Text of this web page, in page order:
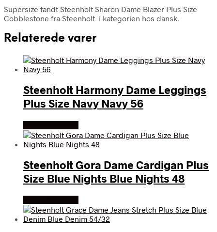
Supersize fandt Steenholt Sharon Dame Blazer Plus Size
Cobblestone fra Steenholt i kategorien hos dansk.
Relaterede varer
Steenholt Harmony Dame Leggings
Plus Size Navy Navy 56
Steenholt Gora Dame Cardigan Plus
Size Blue Nights Blue Nights 48